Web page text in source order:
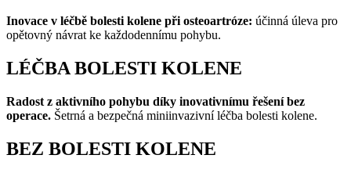
Inovace v léčbě bolesti kolene při osteoartróze: účinná úleva pro
opětovný návrat ke každodennímu pohybu.
LÉČBA BOLESTI KOLENE
Radost z aktivního pohybu díky inovativnímu řešení bez
operace. Šetrná a bezpečná miniinvazivní léčba bolesti kolene.
BEZ BOLESTI KOLENE